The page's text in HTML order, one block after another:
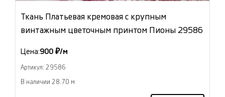
Ткань Платьевая кремовая с крупным
винтажным цветочным принтом Пионы 29586
Цена:900 ₽/м
Артикул: 29586
В наличии 28.70 м